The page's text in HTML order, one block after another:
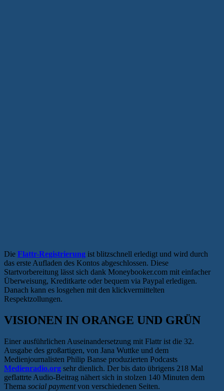
Die Flattr-Registrierung ist blitzschnell erledigt und wird durch
das erste Aufladen des Kontos abgeschlossen. Diese
Startvorbereitung lässt sich dank Moneybooker.com mit einfacher
Überweisung, Kreditkarte oder bequem via Paypal erledigen.
Danach kann es losgehen mit den klickvermittelten
Respektzollungen.
VISIONEN IN ORANGE UND GRÜN
Einer ausführlichen Auseinandersetzung mit Flattr ist die 32.
Ausgabe des großartigen, von Jana Wuttke und dem
Medienjournalisten Philip Banse produzierten Podcasts
Medienradio.org sehr dienlich. Der bis dato übrigens 218 Mal
geflattrte Audio-Beitrag nähert sich in stolzen 140 Minuten dem
Thema social paymentvon verschiedenen Seiten.